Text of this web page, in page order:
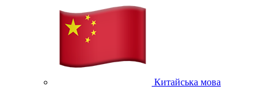
Китайська мова